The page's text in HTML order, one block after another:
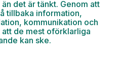
det är tänkt. Genom att
tillbaka information,
kommunikation och
de mest oförklarliga
kan ske.